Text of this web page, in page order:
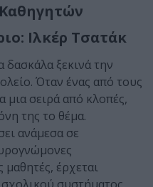
Ιλκέρ Τσατάκ
δασκάλα ξεκινά την
Όταν ένας από τους
μια σειρά από κλοπές,
της το θέμα.
ανάμεσα σε
μαθητές, έρχεται